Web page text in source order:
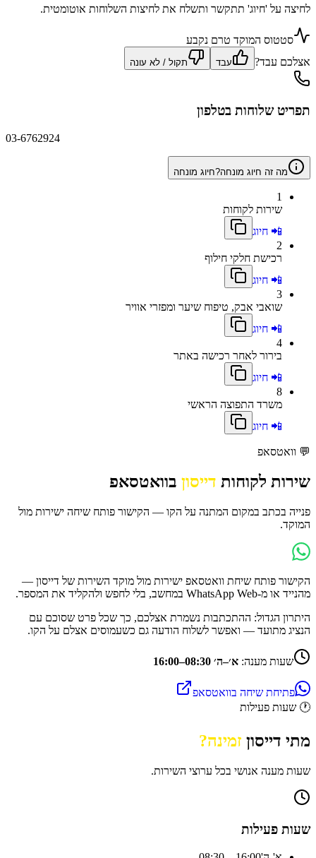
לחיצה על 'חיוג' תתקשר ותשלח את לחיצות השלוחות אוטומטית.
סטטוס המוקד טרם נקבע
אצלכם עבד?
עבד תקול / לא עונה
תפריט שלוחות בטלפון
03-6762924
מה זה חיוג מונחה?חיוג מונחה
1
שירות לקוחות
📲 חיוג
2
רכישת חלקי חילוף
📲 חיוג
3
שואבי אבק, טיפוח שיער ומפזרי אוויר
📲 חיוג
4
בירור לאחר רכישה באתר
📲 חיוג
8
משרד התפוצה הראשי
📲 חיוג
💬 וואטסאפ
שירות לקוחות דייסון בוואטסאפ
פנייה בכתב במקום המתנה על הקו — הקישור פותח שיחה ישירות מול
המוקד.
הקישור פותח שיחת וואטסאפ ישירות מול מוקד השירות של דייסון —
מהנייד או מ-WhatsApp Web במחשב, בלי לחפש ולהקליד את המספר.
היתרון הגדול: ההתכתבות נשמרת אצלכם, כך שכל פרט שסוכם עם
הנציג מתועד — ואפשר לשלוח הודעה גם כשעמוסים אצלם על הקו.
שעות מענה: א׳–ה׳ 08:30–16:00
פתיחת שיחה בוואטסאפ
🕐 שעות פעילות
מתי דייסון זמינה?
שעות מענה אנושי בכל ערוצי השירות.
שעות פעילות